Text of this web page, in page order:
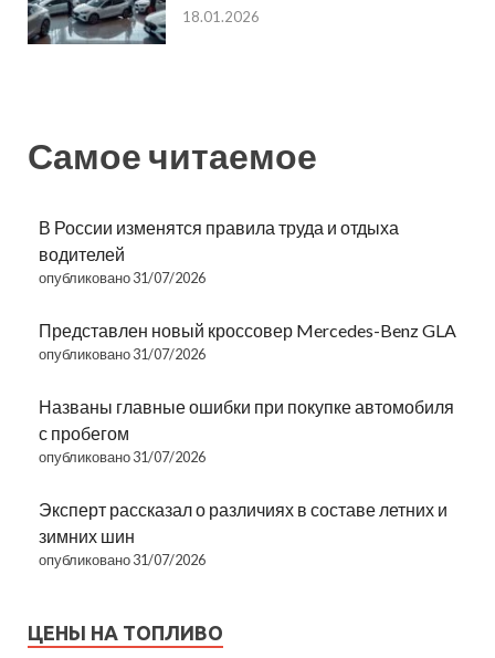
18.01.2026
Самое читаемое
В России изменятся правила труда и отдыха
водителей
опубликовано 31/07/2026
Представлен новый кроссовер Mercedes-Benz GLA
опубликовано 31/07/2026
Названы главные ошибки при покупке автомобиля
с пробегом
опубликовано 31/07/2026
Эксперт рассказал о различиях в составе летних и
зимних шин
опубликовано 31/07/2026
ЦЕНЫ НА ТОПЛИВО